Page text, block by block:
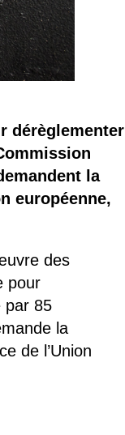
dérèglementer
la
européenne,
des
pour
par 85
la
de l’Union